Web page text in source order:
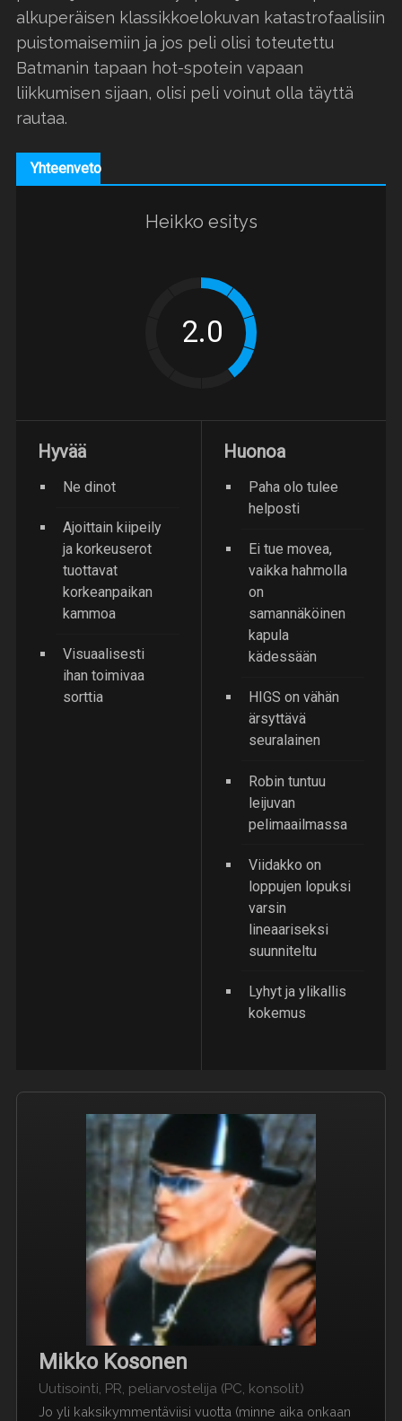
alkuperäisen klassikkoelokuvan katastrofaalisiin
puistomaisemiin ja jos peli olisi toteutettu
Batmanin tapaan hot-spotein vapaan
liikkumisen sijaan, olisi peli voinut olla täyttä
rautaa.
Yhteenveto
Heikko esitys
Hyvää
Ne dinot
Ajoittain kiipeily
ja korkeuserot
tuottavat
korkeanpaikan
kammoa
Visuaalisesti
ihan toimivaa
sorttia
Huonoa
Paha olo tulee
helposti
Ei tue movea,
vaikka hahmolla
on
samannäköinen
kapula
kädessään
HIGS on vähän
ärsyttävä
seuralainen
Robin tuntuu
leijuvan
pelimaailmassa
Viidakko on
loppujen lopuksi
varsin
lineaariseksi
suunniteltu
Lyhyt ja ylikallis
kokemus
Mikko Kosonen
Uutisointi, PR, peliarvostelija (PC, konsolit)
Jo yli kaksikymmentäviisi vuotta (minne aika onkaan